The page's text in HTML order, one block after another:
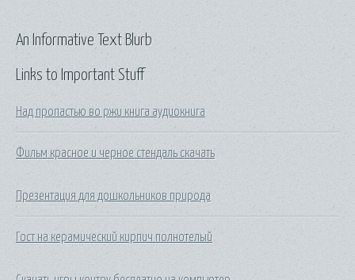
Links to Important Stuff
Над пропастью во ржи книга аудиокнига
Фильм красное и черное стендаль скачать
Презентация для дошкольников природа
Гост на керамический кирпич полнотелый
An Informative Text Blurb